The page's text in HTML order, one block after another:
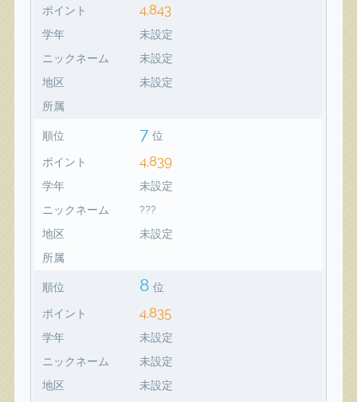
ポイント 4,843
学年
未設定
ニックネーム
未設定
地区
未設定
所属
順位 7 位
ポイント 4,839
学年
未設定
ニックネーム
???
地区
未設定
所属
順位 8 位
ポイント 4,835
学年
未設定
ニックネーム
未設定
地区
未設定